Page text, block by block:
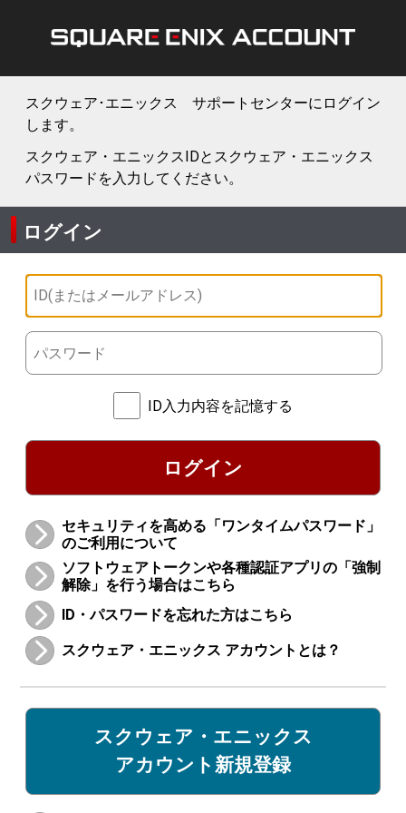
スクウェア･エニックス サポートセンターにログイン
します。
スクウェア・エニックスIDとスクウェア・エニックス
パスワードを入力してください。
ログイン
ID入力内容を記憶する
ログイン
セキュリティを高める「ワンタイムパスワード」
のご利用について
ソフトウェアトークンや各種認証アプリの「強制
解除」を行う場合はこちら
ID・パスワードを忘れた方はこちら
スクウェア・エニックス アカウントとは？
スクウェア・エニックス
アカウント新規登録